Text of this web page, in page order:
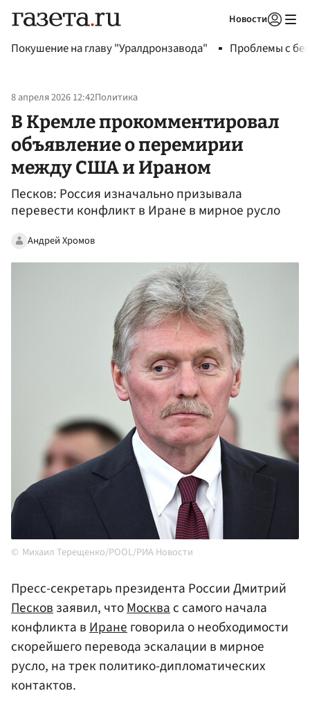
Новости
Покушение на главу "Уралдронзавода" Проблемы с
8 апреля 2026 12:42Политика
В Кремле прокомментировал
объявление о перемирии
между США и Ираном
Песков: Россия изначально призывала
перевести конфликт в Иране в мирное русло
Андрей Хромов
Михаил Терещенко/POOL/РИА Новости
Пресс-секретарь президента России Дмитрий
Песковзаявил, чтоМосквас самого начала
конфликта вИранеговорила о необходимости
скорейшего перевода эскалации в мирное
русло, на трек политико-дипломатических
контактов.